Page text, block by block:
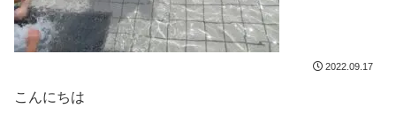
2022.09.17
こんにちは